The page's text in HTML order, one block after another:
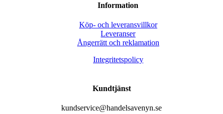
Information
Köp- och leveransvillkor
Leveranser
Ångerrätt och reklamation
Integritetspolicy
Kundtjänst
kundservice@handelsavenyn.se